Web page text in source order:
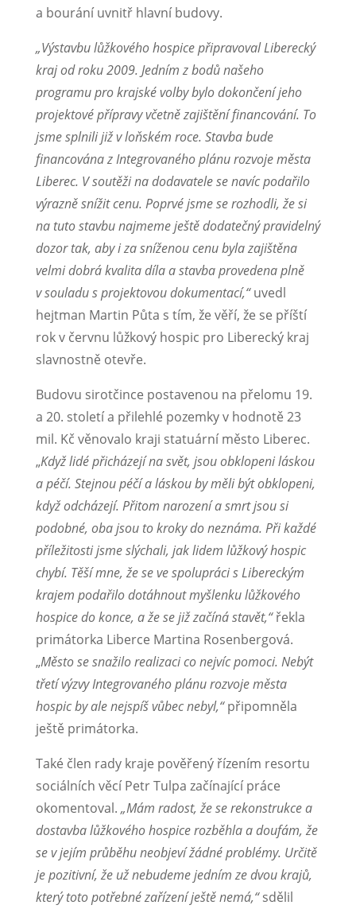
a bourání uvnitř hlavní budovy.
„Výstavbu lůžkového hospice připravoval Liberecký
kraj od roku 2009. Jedním z bodů našeho
programu pro krajské volby bylo dokončení jeho
projektové přípravy včetně zajištění financování. To
jsme splnili již v loňském roce. Stavba bude
financována z Integrovaného plánu rozvoje města
Liberec. V soutěži na dodavatele se navíc podařilo
výrazně snížit cenu. Poprvé jsme se rozhodli, že si
na tuto stavbu najmeme ještě dodatečný pravidelný
dozor tak, aby i za sníženou cenu byla zajištěna
velmi dobrá kvalita díla a stavba provedena plně
v souladu s projektovou dokumentací,“uvedl
hejtman Martin Půta s tím, že věří, že se příští
rok v červnu lůžkový hospic pro Liberecký kraj
slavnostně otevře.
Budovu sirotčince postavenou na přelomu 19.
a 20. století a přilehlé pozemky v hodnotě 23
mil. Kč věnovalo kraji statuární město Liberec.
„Když lidé přicházejí na svět, jsou obklopeni láskou
a péčí. Stejnou péčí a láskou by měli být obklopeni,
když odcházejí. Přitom narození a smrt jsou si
podobné, oba jsou to kroky do neznáma. Při každé
příležitosti jsme slýchali, jak lidem lůžkový hospic
chybí. Těší mne, že se ve spolupráci s Libereckým
krajem podařilo dotáhnout myšlenku lůžkového
hospice do konce, a že se již začíná stavět,“řekla
primátorka Liberce Martina Rosenbergová.
„Město se snažilo realizaci co nejvíc pomoci. Nebýt
třetí výzvy Integrovaného plánu rozvoje města
hospic by ale nejspíš vůbec nebyl,“připomněla
ještě primátorka.
Také člen rady kraje pověřený řízením resortu
sociálních věcí Petr Tulpa začínající práce
okomentoval. „Mám radost, že se rekonstrukce a
dostavba lůžkového hospice rozběhla a doufám, že
se v jejím průběhu neobjeví žádné problémy. Určitě
je pozitivní, že už nebudeme jedním ze dvou krajů,
který toto potřebné zařízení ještě nemá,“sdělil